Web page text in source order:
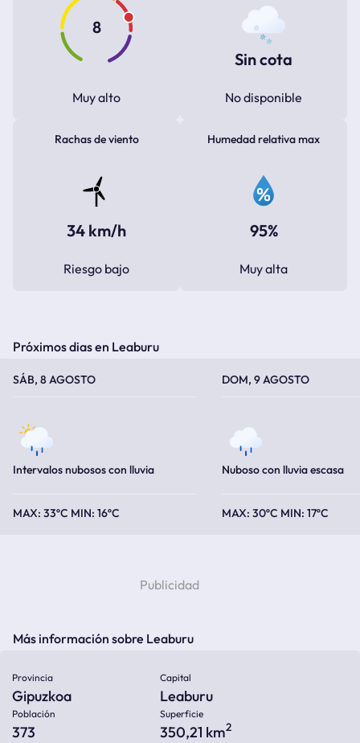
8
Muy alto
Sin cota
No disponible
Rachas de viento
34 km/h
Riesgo bajo
Humedad relativa max
95%
Muy alta
Próximos dias en Leaburu
SÁB, 8 AGOSTO
Intervalos nubosos con lluvia
33ºC 16ºC
DOM, 9 AGOSTO
Nuboso con lluvia escasa
30ºC 17ºC
Más información sobre Leaburu
Provincia
Gipuzkoa
Capital
Leaburu
Población
373
Superficie
350,21 km2